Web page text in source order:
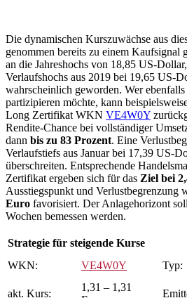
Die dynamischen Kurszuwächse aus
genommen bereits zu einem Kaufsignal
an die Jahreshochs von 18,85 US-
Verlaufshochs aus 2019 bei 19,65 US-
wahrscheinlich geworden. Wer
partizipieren möchte, kann
Long Zertifikat WKN VE4W0Y
Rendite-Chance bei vollständiger
dann bis zu 83 Prozent. Eine
Verlaufstiefs aus Januar bei 17,39 US-
überschreiten. Entsprechende
Zertifikat ergeben sich für das Ziel bei
Ausstiegspunkt und Verlustbegrenzung
Euro favorisiert. Der Anlagehorizont
Wochen bemessen werden.
Strategie für steigende Kurse
WKN:
VE4W0Y Typ:
akt. Kurs:
1,31 – 1,31